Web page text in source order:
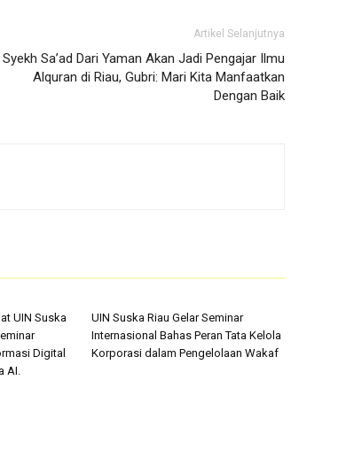
Artikel Selanjutnya
Syekh Sa’ad Dari Yaman Akan Jadi Pengajar Ilmu
Alquran di Riau, Gubri: Mari Kita Manfaatkan
Dengan Baik
UIN Suska
Digital
AI.
UIN Suska Riau Gelar Seminar
Internasional Bahas Peran Tata Kelola
Korporasi dalam Pengelolaan Wakaf